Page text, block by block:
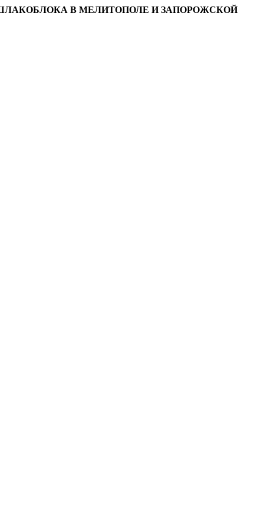
В МЕЛИТОПОЛЕ И ЗАПОРОЖСКОЙ